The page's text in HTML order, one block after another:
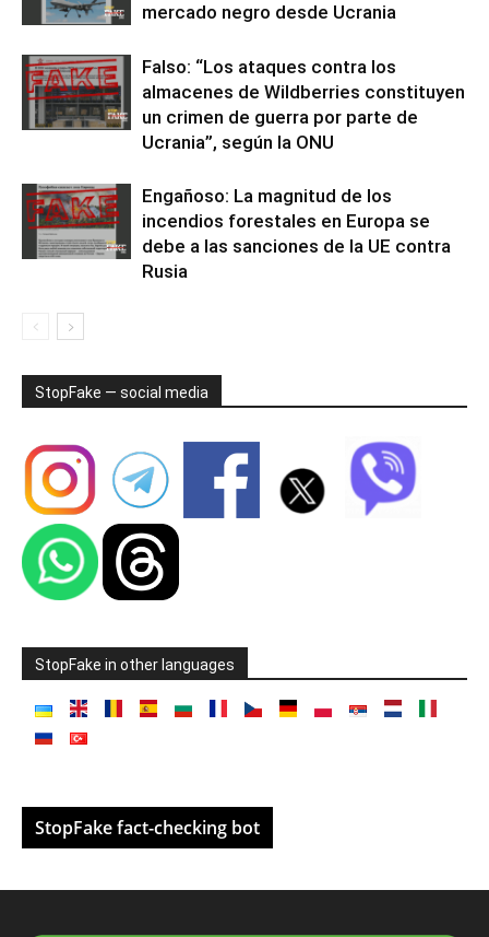
mercado negro desde Ucrania
Falso: “Los ataques contra los
almacenes de Wildberries constituyen
un crimen de guerra por parte de
Ucrania”, según la ONU
Engañoso: La magnitud de los
incendios forestales en Europa se
debe a las sanciones de la UE contra
Rusia
StopFake — social media
StopFake in other languages
StopFake fact-checking bot